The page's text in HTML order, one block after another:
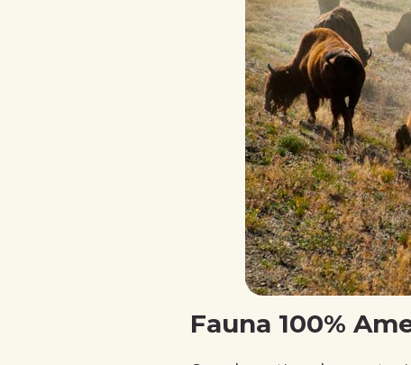
Fauna 100%